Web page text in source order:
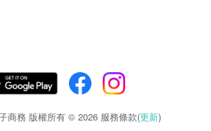
商務 版權所有 © 2026 服務條款(更新)